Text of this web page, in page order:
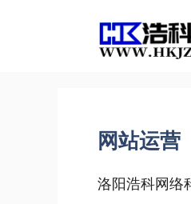
网站运营
洛阳浩科网络